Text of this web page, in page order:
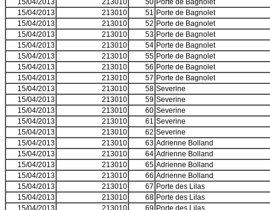
15/04/2013 213010 50 Porte de Bagnolet
15/04/2013
213010 51 Porte de Bagnolet
15/04/2013
213010 52 Porte de Bagnolet
15/04/2013
213010 53 Porte de Bagnolet
15/04/2013
213010 54 Porte de Bagnolet
15/04/2013
213010 55 Porte de Bagnolet
15/04/2013
213010 56 Porte de Bagnolet
15/04/2013
213010 57 Porte de Bagnolet
15/04/2013
213010 58 Severine
15/04/2013
213010 59 Severine
15/04/2013
213010 60 Severine
15/04/2013
213010 61 Severine
15/04/2013
213010 62 Severine
15/04/2013
213010 63 Adrienne Bolland
15/04/2013
213010 64 Adrienne Bolland
15/04/2013
213010 65 Adrienne Bolland
15/04/2013
213010 66 Adrienne Bolland
15/04/2013
213010 67 Porte des Lilas
15/04/2013
213010 68 Porte des Lilas
15/04/2013
213010 69 Porte des Lilas